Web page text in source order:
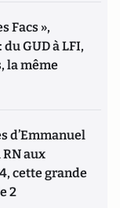
Facs »,
GUD à LFI,
la même
d’Emmanuel
RN aux
cette grande
2